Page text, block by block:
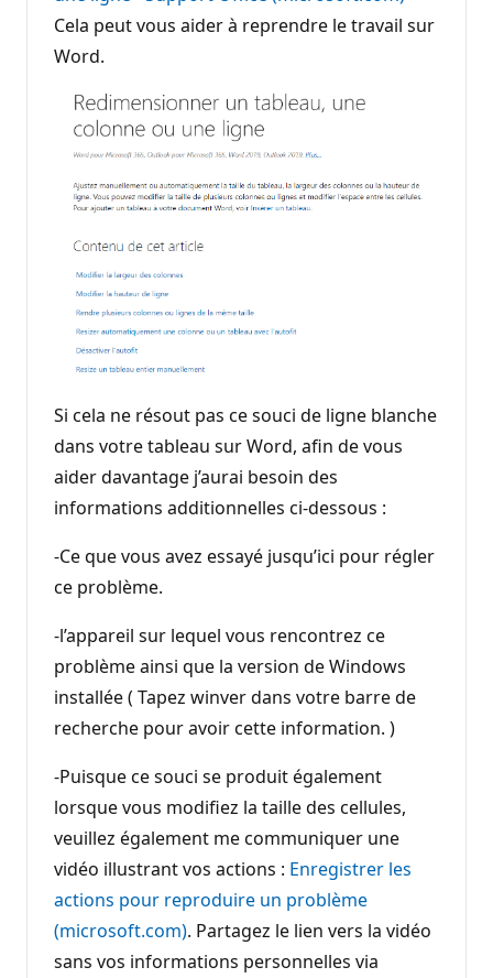
Cela peut vous aider à reprendre le travail sur
Word.
Si cela ne résout pas ce souci de ligne blanche
dans votre tableau sur Word, afin de vous
aider davantage j’aurai besoin des
informations additionnelles ci-dessous :
-Ce que vous avez essayé jusqu’ici pour régler
ce problème.
-l’appareil sur lequel vous rencontrez ce
problème ainsi que la version de Windows
installée ( Tapez winver dans votre barre de
recherche pour avoir cette information. )
-Puisque ce souci se produit également
lorsque vous modifiez la taille des cellules,
veuillez également me communiquer une
vidéo illustrant vos actions : Enregistrer les
actions pour reproduire un problème
(microsoft.com). Partagez le lien vers la vidéo
sans vos informations personnelles via